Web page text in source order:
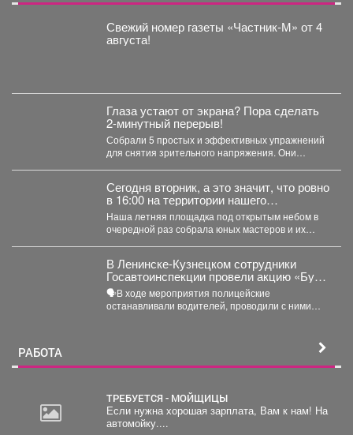
Свежий номер газеты «Частник‑М» от 4
августа!
Глаза устают от экрана? Пора сделать
2-минутный перерыв!
Собрали 5 простых и эффективных упражнений
для снятия зрительного напряжения. Они
Сегодня вторник, а это значит, что ровно
в 16:00 на территории нашего
выставочного зала снова закипела
большая творческая работа.
Наша летняя площадка под открытым небом в
очередной раз собрала юных мастеров и их
В Ленинске-Кузнецком сотрудники
Госавтоинспекции провели акцию «Будь
трезвым в пути»
🗣В ходе мероприятия полицейские
останавливали водителей, проводили с ними
РАБОТА
ТРЕБУЕТСЯ - МОЙЩИЦЫ
Если нужна хорошая зарплата, Вам к нам! На
автомойку....